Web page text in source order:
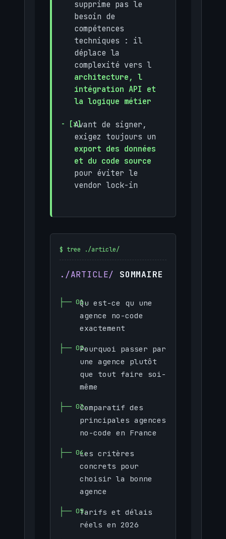
supprime pas le
besoin de
compétences
techniques : il
déplace la
complexité vers l
architecture, l
intégration API et
la logique métier
Avant de signer,
exigez toujours un
export des données
et du code source
pour éviter le
vendor lock-in
SOMMAIRE
Qu est-ce qu une
agence no-code
exactement
Pourquoi passer par
une agence plutôt
que tout faire soi-
même
Comparatif des
principales agences
no-code en France
Les critères
concrets pour
choisir la bonne
agence
Tarifs et délais
réels en 2026